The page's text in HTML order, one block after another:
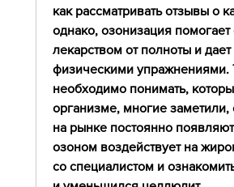
как рассматривать отзывы о
однако, озонизация помогает
лекарством от полноты и дает
физическими упражнениями.
необходимо понимать,
организме, многие заметили,
на рынке постоянно
озоном воздействует на
со специалистом и